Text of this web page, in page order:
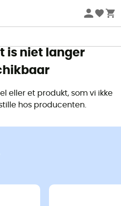
EXTRA vanaf 2 producten* met
is niet langer
eller et produkt, som vi ikke
hos producenten.